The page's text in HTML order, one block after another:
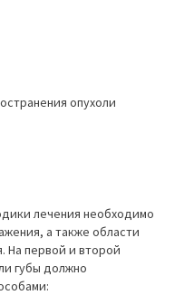
опухоли
лечения необходимо
а также области
На первой и второй
губы должно